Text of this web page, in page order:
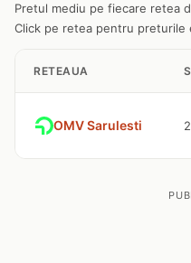
Pretul mediu pe fiecare retea
Click pe retea pentru preturile
RETEAUA
OMV Sarulesti 2